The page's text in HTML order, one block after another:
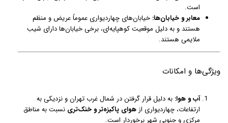
است.
معابر و خیابان‌ها: خیابان‌های چهاردیواری عموماً عریض و منظم
هستند و به دلیل موقعیت کوهپایه‌ای، برخی خیابان‌ها دارای شیب
ملایمی هستند.
ویژگی‌ها و امکانات
آب و هوا: به دلیل قرار گرفتن در شمال غرب تهران و نزدیکی به
ارتفاعات، چهاردیواری از هوای پاکیزه‌تر و خنک‌تری نسبت به مناطق
مرکزی و جنوبی شهر برخوردار است.